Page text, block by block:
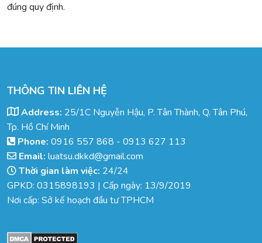
đúng quy định.
THÔNG TIN LIÊN HỆ
Address: 25/1C Nguyễn Hậu, P. Tân Thành, Q. Tân Phú,
Tp. Hồ Chí Minh
Phone: 0916 557 868 - 0913 627 113
Email: luatsu.dkkd@gmail.com
Thời gian làm việc: 24/24
GPKD: 0315898193 | Cấp ngày: 13/9/2019
Nơi cấp: Sở kế hoạch đầu tư TPHCM